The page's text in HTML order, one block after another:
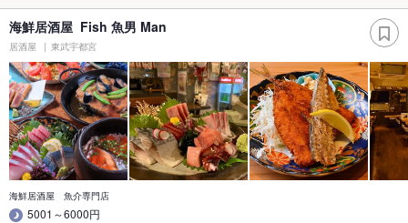
海鮮居酒屋 Fish 魚男 Man
居酒屋 東武宇都宮
海鮮居酒屋 魚介専門店
5001～6000円